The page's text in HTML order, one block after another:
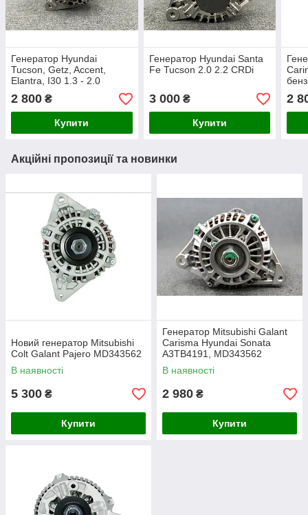
Генератор Hyundai
Tucson, Getz, Accent,
Elantra, I30 1.3 - 2.0
бензин
2 800 ₴
Купити
Генератор Hyundai Santa
Fe Tucson 2.0 2.2 CRDi
3 000₴
Купити
2
Акційні пропозиції та новинки
Новий генератор Mitsubishi
Colt Galant Pajero MD343562
В наявності
5 300 ₴
Купити
Генератор Mitsubishi Galant
Carisma Hyundai Sonata
A3TB4191, MD343562
В наявності
2 980 ₴
Купити